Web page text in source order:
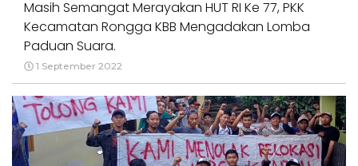
Masih Semangat Merayakan HUT RI Ke 77, PKK
Kecamatan Rongga KBB Mengadakan Lomba
Paduan Suara.
1 September 2022